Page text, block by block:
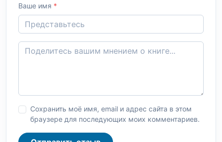
Ваше имя *
Сохранить моё имя, email и адрес сайта в этом
браузере для последующих моих комментариев.